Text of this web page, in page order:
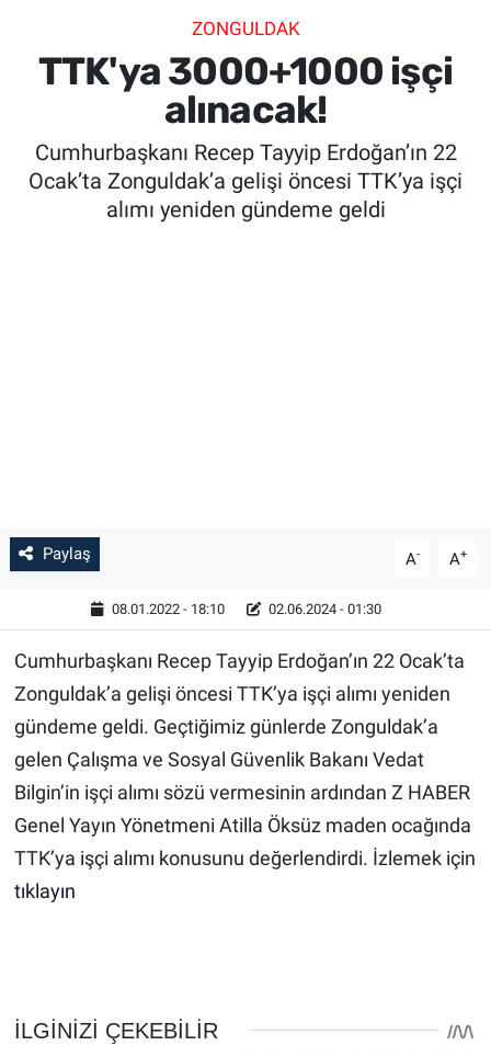
ZONGULDAK
TTK'ya 3000+1000 işçi
alınacak!
Cumhurbaşkanı Recep Tayyip Erdoğan’ın 22
Ocak’ta Zonguldak’a gelişi öncesi TTK’ya işçi
alımı yeniden gündeme geldi
Paylaş A- A+
08.01.2022 - 18:10 02.06.2024 - 01:30
Cumhurbaşkanı Recep Tayyip Erdoğan’ın 22 Ocak’ta
Zonguldak’a gelişi öncesi TTK’ya işçi alımı yeniden
gündeme geldi. Geçtiğimiz günlerde Zonguldak’a
gelen Çalışma ve Sosyal Güvenlik Bakanı Vedat
Bilgin’in işçi alımı sözü vermesinin ardından Z HABER
Genel Yayın Yönetmeni Atilla Öksüz maden ocağında
TTK’ya işçi alımı konusunu değerlendirdi. İzlemek için
tıklayın
SAĞLIK